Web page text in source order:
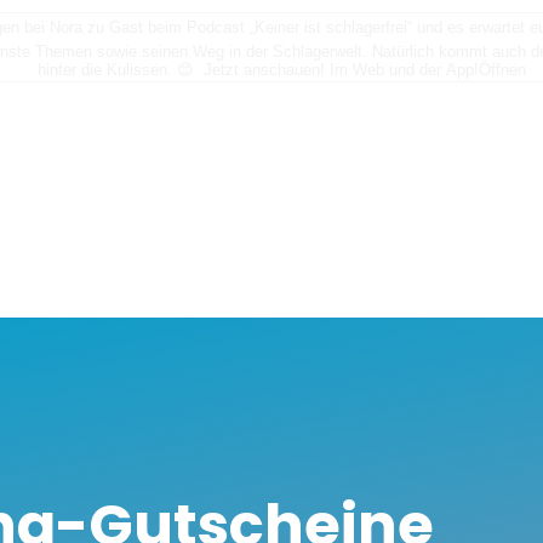
bei Nora zu Gast beim Podcast „Keiner ist schlagerfrei“ und es erwartet
Themen sowie seinen Weg in der Schlagerwelt. Natürlich kommt auch
Gutscheine